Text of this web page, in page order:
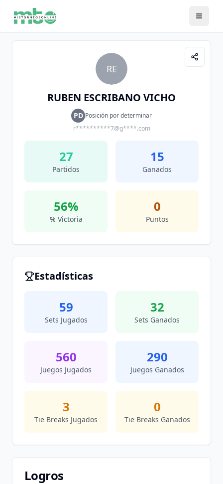
RE
RUBEN ESCRIBANO VICHO
PD Posición por determinar
r**********7@g****.com
27
Partidos
15
Ganados
56%
% Victoria
0
Puntos
Estadísticas
59
Sets Jugados
32
Sets Ganados
560
Juegos Jugados
290
Juegos Ganados
3
Tie Breaks Jugados
0
Tie Breaks Ganados
Logros